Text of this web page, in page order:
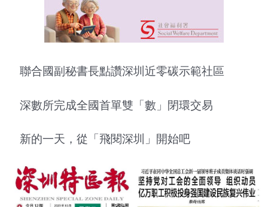
聯合國副秘書長點讚深圳近零碳示範社區
深數所完成全國首單雙「數」閉環交易
新的一天，從「飛閱深圳」開始吧